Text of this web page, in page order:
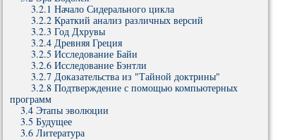
3.2.1 Начало Сидерального цикла
3.2.2 Краткий анализ различных версий
3.2.3 Год Дхрувы
3.2.4 Древняя Греция
3.2.5 Исследование Байи
3.2.6 Исследование Бэнтли
3.2.7 Доказательства из "Тайной доктрины"
3.2.8 Подтверждение с помощью компьютерных
программ
3.4 Этапы эволюции
3.5 Будущее
3.6 Литература